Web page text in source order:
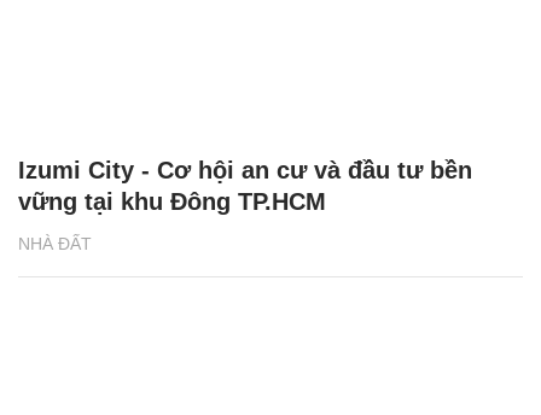
NHÀ ĐẤT
Izumi City - Cơ hội an cư và đầu tư bền
vững tại khu Đông TP.HCM